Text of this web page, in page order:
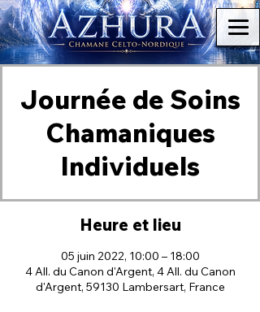
Journée de Soins
Chamaniques
Individuels
Heure et lieu
05 juin 2022, 10:00 – 18:00
4 All. du Canon d'Argent, 4 All. du Canon
d'Argent, 59130 Lambersart, France